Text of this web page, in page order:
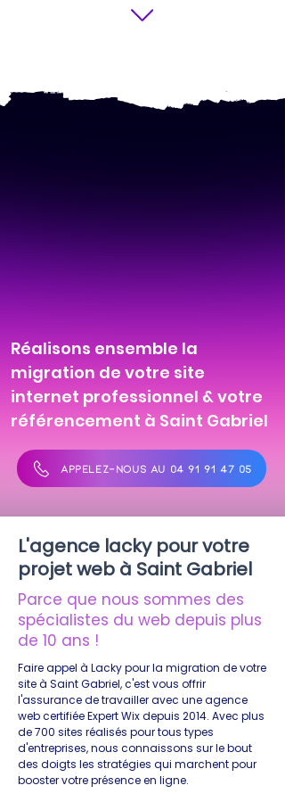
Réalisons ensemble la
migration de votre site
internet professionnel & votre
référencement à Saint Gabriel
APPELEZ-NOUS AU 04 91 91 47 05
L'agence lacky pour votre
projet web à Saint Gabriel
Parce que nous sommes des
spécialistes du web depuis plus
de 10 ans !
Faire appel à Lacky pour la migration de votre
site à Saint Gabriel, c'est vous offrir
l'assurance de travailler avec une agence
web certifiée Expert Wix depuis 2014. Avec plus
de 700 sites réalisés pour tous types
d'entreprises, nous connaissons sur le bout
des doigts les stratégies qui marchent pour
booster votre présence en ligne.